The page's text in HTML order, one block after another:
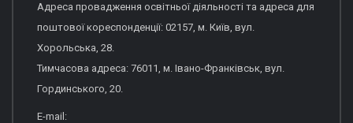
Адреса провадження освітньої діяльності та адреса для
поштової кореспонденції: 02157, м. Київ, вул.
Хорольська, 28.
Тимчасова адреса: 76011, м. Івано-Франківськ, вул.
Гординського, 20.
E-mail: